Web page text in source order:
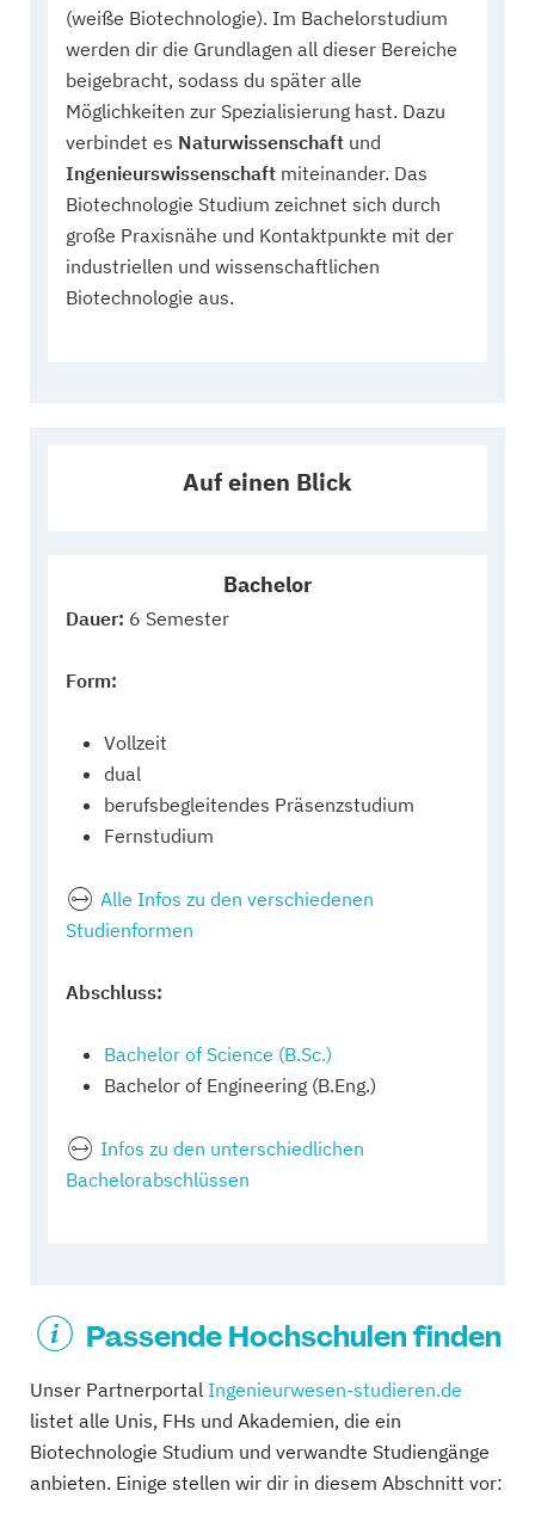
(weiße Biotechnologie). Im Bachelorstudium
werden dir die Grundlagen all dieser Bereiche
beigebracht, sodass du später alle
Möglichkeiten zur Spezialisierung hast. Dazu
verbindet es Naturwissenschaft und
Ingenieurswissenschaft miteinander. Das
Biotechnologie Studium zeichnet sich durch
große Praxisnähe und Kontaktpunkte mit der
industriellen und wissenschaftlichen
Biotechnologie aus.
Auf einen Blick
Bachelor
Dauer: 6 Semester
Form:
Vollzeit
dual
berufsbegleitendes Präsenzstudium
Fernstudium
Alle Infos zu den verschiedenen
Studienformen
Abschluss:
Bachelor of Science (B.Sc.)
Bachelor of Engineering (B.Eng.)
Infos zu den unterschiedlichen
Bachelorabschlüssen
Passende Hochschulen finden
Unser Partnerportal Ingenieurwesen-studieren.de
listet alle Unis, FHs und Akademien, die ein
Biotechnologie Studium und verwandte Studiengänge
anbieten. Einige stellen wir dir in diesem Abschnitt vor: